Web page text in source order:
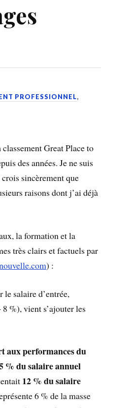
PROFESSIONNEL,
Great Place to
des années. Je ne suis
sincèrement que
raisons dont j’ai déjà
la formation et la
très clairs et factuels par
) :
salaire d’entrée,
%), vient s’ajouter les
aux performances du
% du salaire annuel
12 % du salaire
6 % de la masse